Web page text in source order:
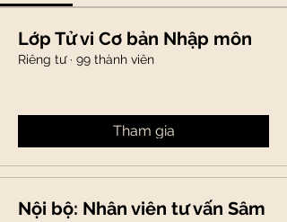
Lớp Tử vi Cơ bản Nhập môn
Riêng tư · 99 thành viên
Tham gia
Nội bộ: Nhân viên tư vấn Sâm